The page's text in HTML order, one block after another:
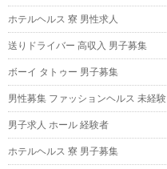
ホテルヘルス 寮 男性求人
送りドライバー 高収入 男子募集
ボーイ タトゥー 男子募集
男性募集 ファッションヘルス 未経験
男子求人 ホール 経験者
ホテルヘルス 寮 男子募集